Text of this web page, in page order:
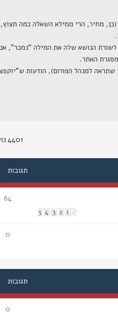
4401 נושאים
תגובות
1
2
3
4
5
64
0
תגובות
0